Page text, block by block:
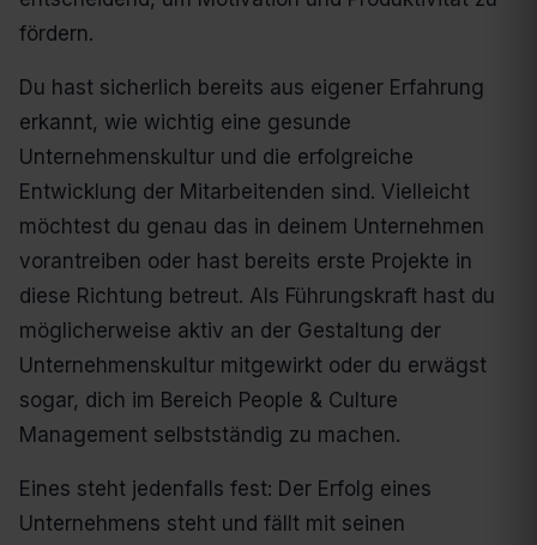
fördern.
Du hast sicherlich bereits aus eigener Erfahrung
erkannt, wie wichtig eine gesunde
Unternehmenskultur und die erfolgreiche
Entwicklung der Mitarbeitenden sind. Vielleicht
möchtest du genau das in deinem Unternehmen
vorantreiben oder hast bereits erste Projekte in
diese Richtung betreut. Als Führungskraft hast du
möglicherweise aktiv an der Gestaltung der
Unternehmenskultur mitgewirkt oder du erwägst
sogar, dich im Bereich People & Culture
Management selbstständig zu machen.
Eines steht jedenfalls fest: Der Erfolg eines
Unternehmens steht und fällt mit seinen